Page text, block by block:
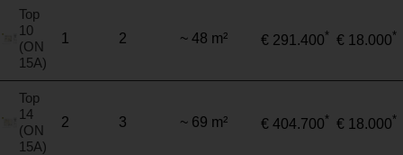
Top
10
(ON
15A)
1 2 ~ 48 m² € 291.400* € 18.000*
Top
14
(ON
15A)
2 3 ~ 69 m² € 404.700* € 18.000*